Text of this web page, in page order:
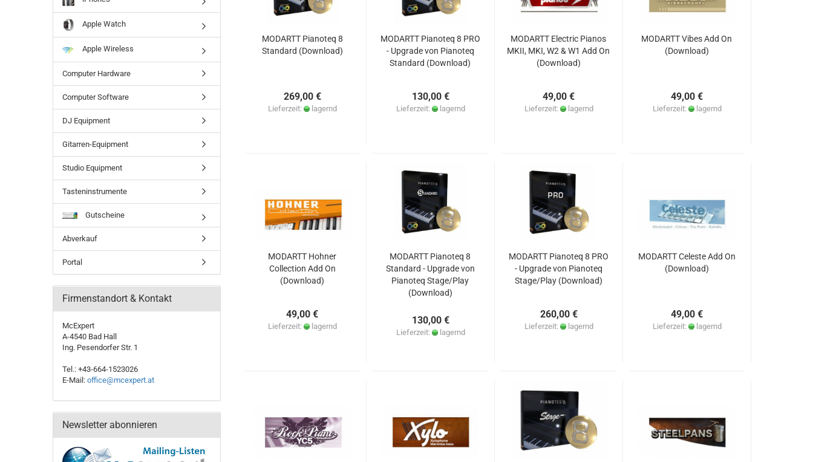
MODARTT Pianoteq 8
Standard (Download)
269,00 €
Lieferzeit: lagernd
MODARTT Pianoteq 8 PRO
- Upgrade von Pianoteq
Standard (Download)
130,00 €
Lieferzeit: lagernd
MODARTT Electric Pianos
MKII, MKI, W2 & W1 Add On
(Download)
49,00 €
Lieferzeit: lagernd
MODARTT Vibes Add On
(Download)
49,00 €
Lieferzeit: lagernd
MODARTT Hohner
Collection Add On
(Download)
49,00 €
Lieferzeit: lagernd
MODARTT Pianoteq 8
Standard - Upgrade von
Pianoteq Stage/Play
(Download)
130,00 €
Lieferzeit: lagernd
MODARTT Pianoteq 8 PRO
- Upgrade von Pianoteq
Stage/Play (Download)
260,00 €
Lieferzeit: lagernd
MODARTT Celeste Add On
(Download)
49,00 €
Lieferzeit: lagernd
Apple Watch
Apple Wireless
Computer Hardware
Computer Software
DJ Equipment
Gitarren-Equipment
Studio Equipment
Tasteninstrumente
Gutscheine
Abverkauf
Portal
Firmenstandort & Kontakt
McExpert
A-4540 Bad Hall
Ing. Pesendorfer Str. 1
Tel.: +43-664-1523026
E-Mail: office@mcexpert.at
Newsletter abonnieren